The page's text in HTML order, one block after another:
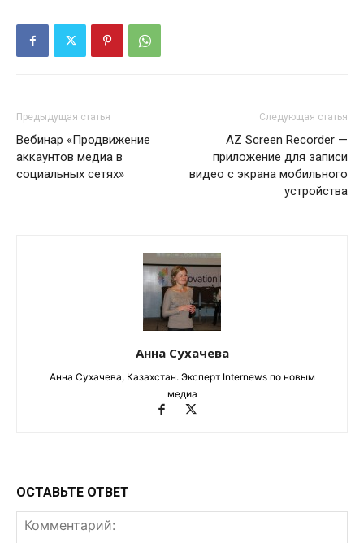
Предыдущая статья
Вебинар «Продвижение
аккаунтов медиа в
социальных сетях»
Следующая статья
AZ Screen Recorder —
приложение для записи
видео с экрана мобильного
устройства
Анна Сухачева
Анна Сухачева, Казахстан. Эксперт Internews по новым
медиа
ОСТАВЬТЕ ОТВЕТ